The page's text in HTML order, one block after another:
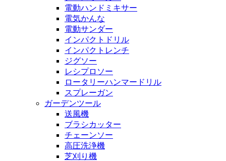
電動ハンドミキサー
電気かんな
電動サンダー
インパクトドリル
インパクトレンチ
ジグソー
レシプロソー
ロータリーハンマードリル
スプレーガン
ガーデンツール
送風機
ブラシカッター
チェーンソー
高圧洗浄機
芝刈り機